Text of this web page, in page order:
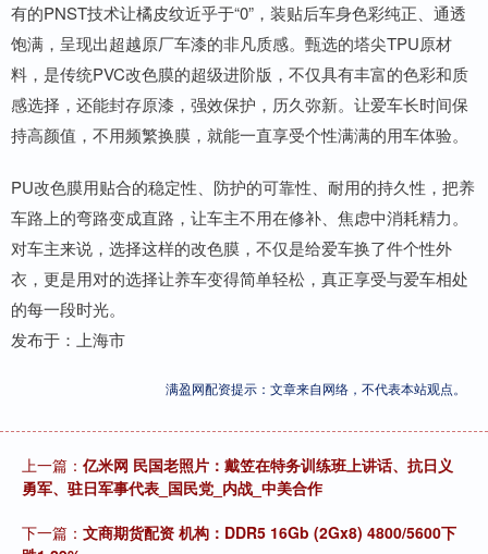
有的PNST技术让橘皮纹近乎于“0”，装贴后车身色彩纯正、通透
饱满，呈现出超越原厂车漆的非凡质感。甄选的塔尖TPU原材
料，是传统PVC改色膜的超级进阶版，不仅具有丰富的色彩和质
感选择，还能封存原漆，强效保护，历久弥新。让爱车长时间保
持高颜值，不用频繁换膜，就能一直享受个性满满的用车体验。
PU改色膜用贴合的稳定性、防护的可靠性、耐用的持久性，把养
车路上的弯路变成直路，让车主不用在修补、焦虑中消耗精力。
对车主来说，选择这样的改色膜，不仅是给爱车换了件个性外
衣，更是用对的选择让养车变得简单轻松，真正享受与爱车相处
的每一段时光。
发布于：上海市
满盈网配资提示：文章来自网络，不代表本站观点。
上一篇： 亿米网 民国老照片：戴笠在特务训练班上讲话、抗日义
勇军、驻日军事代表_国民党_内战_中美合作
下一篇： 文商期货配资 机构：DDR5 16Gb (2Gx8) 4800/5600下